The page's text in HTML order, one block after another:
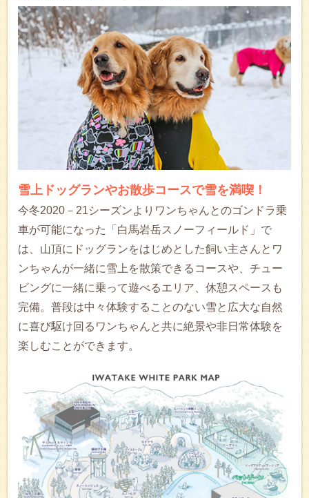
雪上ドッグランやお散歩コースで雪を満喫！
今冬2020－21シーズンよりワンちゃんとのゴンドラ乗
車が可能になった「白馬岩岳スノーフィールド」で
は、山頂にドッグランをはじめとした飼い主さんとワ
ンちゃんが一緒に雪上を散策できるコースや、チュー
ビングに一緒に乗って遊べるエリア、休憩スペースも
完備。普段は中々体験することのない雪と広大な自然
に喜び駆け回るワンちゃんと共に絶景や非日常体験を
楽しむことができます。